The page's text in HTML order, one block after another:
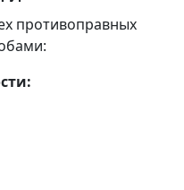
противоправных